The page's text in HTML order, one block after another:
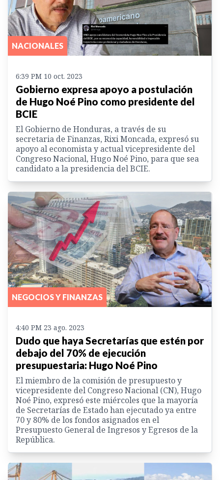
NACIONALES
6:39 PM 10 oct. 2023
Gobierno expresa apoyo a postulación
de Hugo Noé Pino como presidente del
BCIE
El Gobierno de Honduras, a través de su
secretaria de Finanzas, Rixi Moncada, expresó su
apoyo al economista y actual vicepresidente del
Congreso Nacional, Hugo Noé Pino, para que sea
candidato a la presidencia del BCIE.
NEGOCIOS Y FINANZAS
4:40 PM 23 ago. 2023
Dudo que haya Secretarías que estén por
debajo del 70% de ejecución
presupuestaria: Hugo Noé Pino
El miembro de la comisión de presupuesto y
vicepresidente del Congreso Nacional (CN), Hugo
Noé Pino, expresó este miércoles que la mayoría
de Secretarías de Estado han ejecutado ya entre
70 y 80% de los fondos asignados en el
Presupuesto General de Ingresos y Egresos de la
República.